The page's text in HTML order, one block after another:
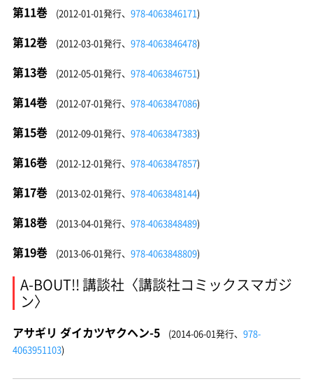
第11巻 (2012-01-01発行、 978-4063846171)
第12巻 (2012-03-01発行、 978-4063846478)
第13巻 (2012-05-01発行、 978-4063846751)
第14巻 (2012-07-01発行、 978-4063847086)
第15巻 (2012-09-01発行、 978-4063847383)
第16巻 (2012-12-01発行、 978-4063847857)
第17巻 (2013-02-01発行、 978-4063848144)
第18巻 (2013-04-01発行、 978-4063848489)
第19巻 (2013-06-01発行、 978-4063848809)
A-BOUT!! 講談社〈講談社コミックスマガジ
ン〉
アサギリ ダイカツヤクヘン-5 (2014-06-01発行、 978-
4063951103)